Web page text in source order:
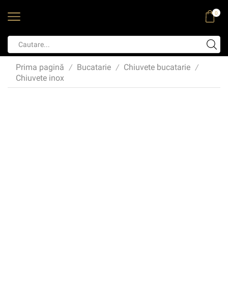
0
Prima pagină / Bucatarie / Chiuvete bucatarie /
Chiuvete inox